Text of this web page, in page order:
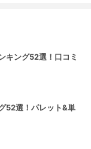
キング52選！口コミ
52選！パレット&単